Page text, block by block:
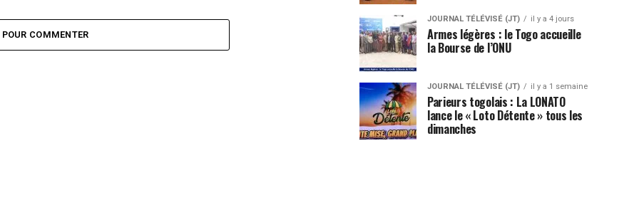
COMMENTER
JOURNAL TÉLÉVISÉ (JT) il y a 4 jours
Armes légères : le Togo accueille
la Bourse de l’ONU
JOURNAL TÉLÉVISÉ (JT) il y a 1 semaine
Parieurs togolais : La LONATO
lance le « Loto Détente » tous les
dimanches